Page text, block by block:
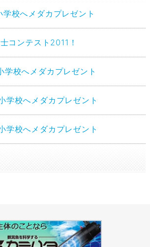
校へメダカプレゼント
コンテスト2011！
校へメダカプレゼント
学校へメダカプレゼント
学校へメダカプレゼント